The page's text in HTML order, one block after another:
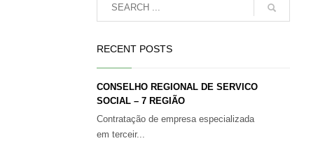
RECENT POSTS
CONSELHO REGIONAL DE SERVICO
SOCIAL – 7 REGIÃO
Contratação de empresa especializada
em terceir...